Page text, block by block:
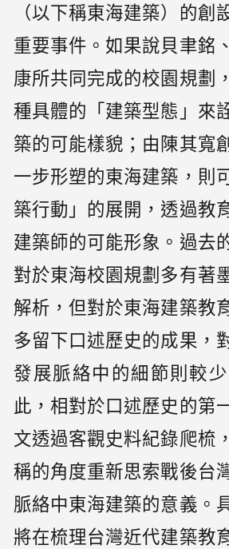
（以下稱東海建築）的創
重要事件。如果說貝聿銘
康所共同完成的校園規劃
種具體的「建築型態」來
築的可能樣貌；由陳其寬
一步形塑的東海建築，則
築行動」的展開，透過教
建築師的可能形象。過去
對於東海校園規劃多有著
解析，但對於東海建築教
多留下口述歷史的成果，
發展脈絡中的細節則較
此，相對於口述歷史的第
文透過客觀史料紀錄爬梳
稱的角度重新思索戰後台
脈絡中東海建築的意義。
將在梳理台灣近代建築教